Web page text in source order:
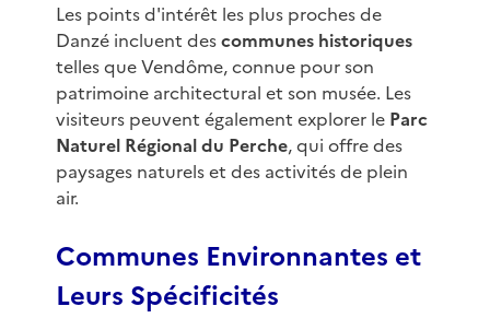
Les points d'intérêt les plus proches de
Danzé incluent descommunes historiques
telles que Vendôme, connue pour son
patrimoine architectural et son musée. Les
visiteurs peuvent également explorer le Parc
Naturel Régional du Perche, qui offre des
paysages naturels et des activités de plein
air.
Communes Environnantes et
Leurs Spécificités